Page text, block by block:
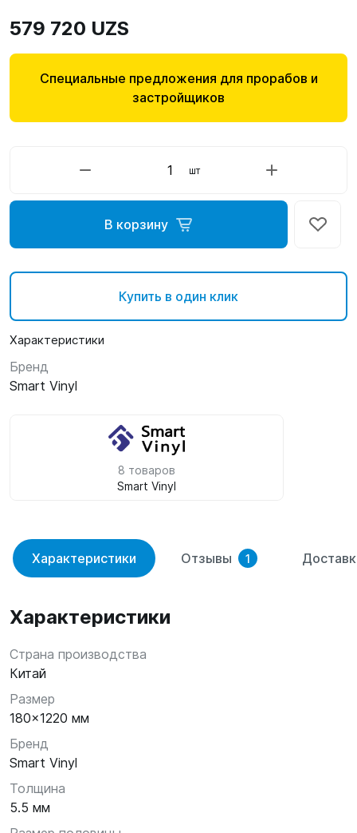
579 720 UZS
Специальные предложения для прорабов и
застройщиков
шт
В корзину
Купить в один клик
Характеристики
Бренд
Smart Vinyl
8 товаров
Smart Vinyl
Характеристики Отзывы 1
Характеристики
Страна производства
Китай
Размер
180x1220 мм
Бренд
Smart Vinyl
Толщина
5.5 мм